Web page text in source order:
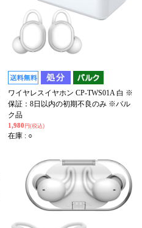
ワイヤレスイヤホン CP-TWS01A 白 ※
保証：8日以内の初期不良のみ ※バル
ク品
1,980 円(税込)
在庫 : ○